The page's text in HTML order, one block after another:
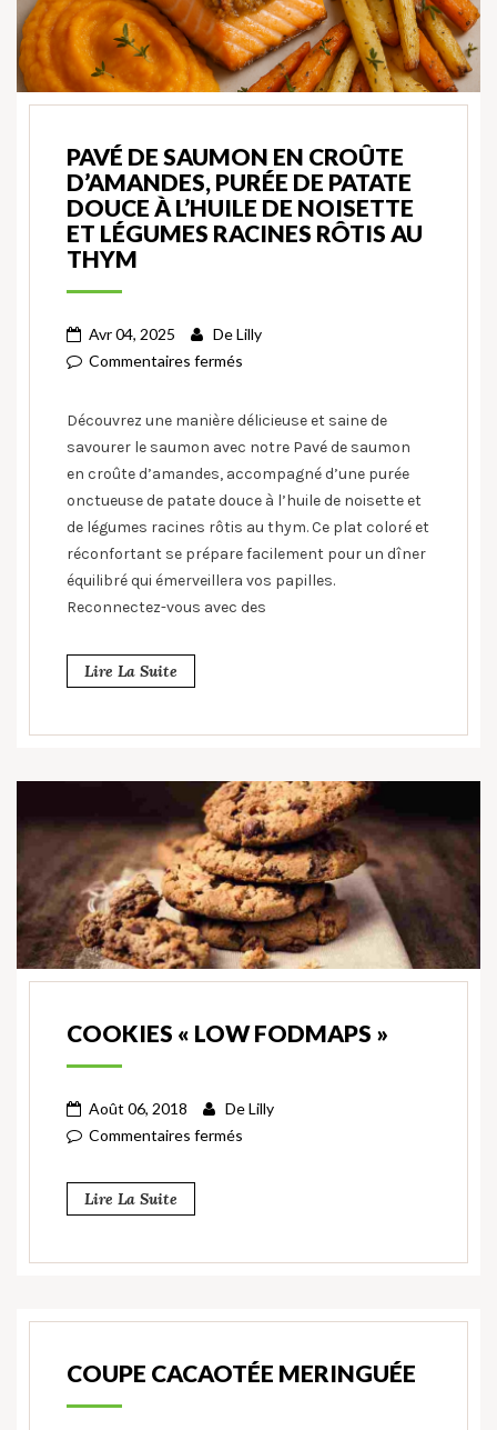
PAVÉ DE SAUMON EN CROÛTE
D’AMANDES, PURÉE DE PATATE
DOUCE À L’HUILE DE NOISETTE
ET LÉGUMES RACINES RÔTIS AU
THYM
Avr 04, 2025 DeLilly
Commentaires fermés
Découvrez une manière délicieuse et saine de
savourer le saumon avec notre Pavé de saumon
en croûte d’amandes, accompagné d’une purée
onctueuse de patate douce à l’huile de noisette et
de légumes racines rôtis au thym. Ce plat coloré et
réconfortant se prépare facilement pour un dîner
équilibré qui émerveillera vos papilles.
Reconnectez-vous avec des
Lire La Suite
COOKIES « LOW FODMAPS »
Août 06, 2018 DeLilly
Commentaires fermés
Lire La Suite
COUPE CACAOTÉE MERINGUÉE